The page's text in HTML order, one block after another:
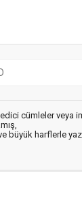
cümleler veya
büyük harflerle